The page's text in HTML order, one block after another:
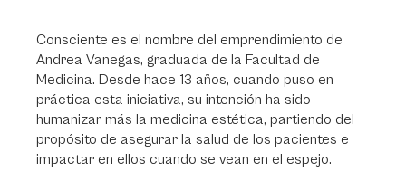
Consciente es el nombre del emprendimiento de
Andrea Vanegas, graduada de la Facultad de
Medicina. Desde hace 13 años, cuando puso en
práctica esta iniciativa, su intención ha sido
humanizar más la medicina estética, partiendo del
propósito de asegurar la salud de los pacientes e
impactar en ellos cuando se vean en el espejo.